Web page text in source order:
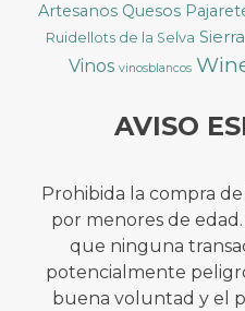
Artesanos Quesos
Ruidellots de la Selva
Vinos vinosblancos
AVISO
Prohibida la compra
por menores de
que ninguna
potencialmente
buena voluntad y el